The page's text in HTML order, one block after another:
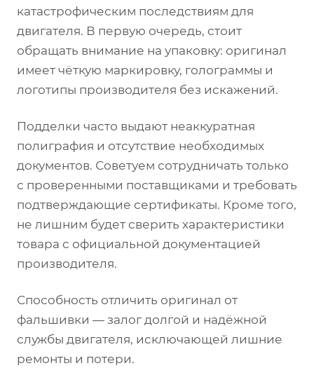
катастрофическим последствиям для
двигателя. В первую очередь, стоит
обращать внимание на упаковку: оригинал
имеет чёткую маркировку, голограммы и
логотипы производителя без искажений.
Подделки часто выдают неаккуратная
полиграфия и отсутствие необходимых
документов. Советуем сотрудничать только
с проверенными поставщиками и требовать
подтверждающие сертификаты. Кроме того,
не лишним будет сверить характеристики
товара с официальной документацией
производителя.
Способность отличить оригинал от
фальшивки — залог долгой и надёжной
службы двигателя, исключающей лишние
ремонты и потери.